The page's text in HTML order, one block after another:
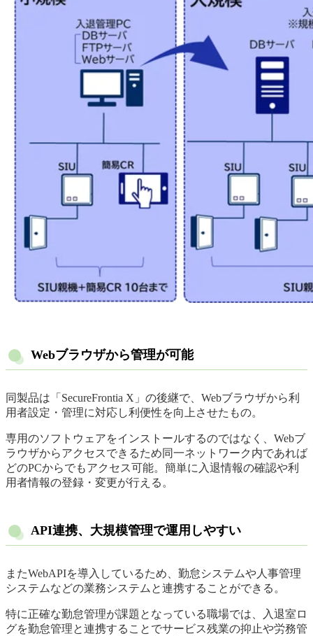
Webブラウザから管理が可能
同製品は「SecureFrontia X」の後継で、Webブラウザから利
用者設定・管理に対応し利便性を向上させたもの。
専用のソフトウェアをインストールするのではなく、Webブ
ラウザからアクセスできるため同一ネットワーク内であれば
どのPCからでもアクセス可能。簡単に入退情報の確認や利
用者情報の登録・変更が行える。
API連携、大規模管理で運用しやすい
またWebAPIを導入しているため、勤怠システムや人事管理
システムなどの業務システムと連携することができる。
特に正確な勤怠管理が課題となっている職場では、入退室ロ
グを勤怠管理と連携することでサービス残業の抑止や労務管